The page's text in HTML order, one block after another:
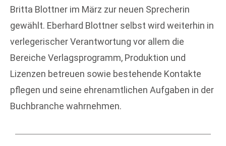
Britta Blottner im März zur neuen Sprecherin
gewählt. Eberhard Blottner selbst wird weiterhin in
verlegerischer Verantwortung vor allem die
Bereiche Verlagsprogramm, Produktion und
Lizenzen betreuen sowie bestehende Kontakte
pflegen und seine ehrenamtlichen Aufgaben in der
Buchbranche wahrnehmen.